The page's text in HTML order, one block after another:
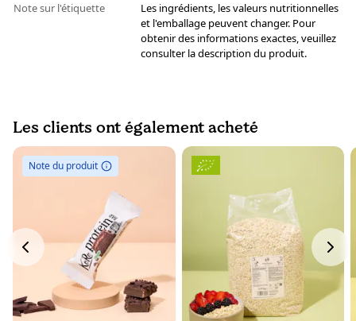
Note sur l'étiquette
Les ingrédients, les valeurs nutritionnelles
et l'emballage peuvent changer. Pour
obtenir des informations exactes, veuillez
consulter la description du produit.
Les clients ont également acheté
Note du produit